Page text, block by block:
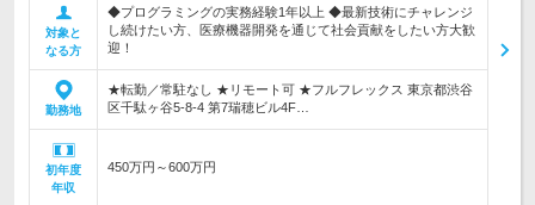
対象と
なる方
◆プログラミングの実務経験1年以上 ◆最新技術にチャレンジ
し続けたい方、医療機器開発を通じて社会貢献をしたい方大歓
迎！
勤務地
★転勤／常駐なし ★リモート可 ★フルフレックス 東京都渋谷
区千駄ヶ谷5-8-4 第7瑞穂ビル4F…
初年度
年収
450万円～600万円